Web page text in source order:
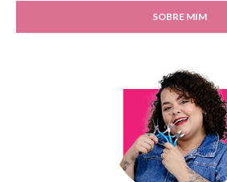
SOBRE MIM